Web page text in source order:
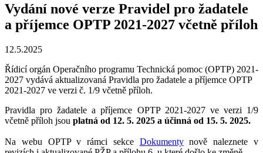
Vydání nové verze Pravidel pro žadatele
a příjemce OPTP 2021-2027 včetně příloh
12.5.2025
Řídicí orgán Operačního programu Technická pomoc (OPTP) 2021-
2027 vydává aktualizovaná Pravidla pro žadatele a příjemce OPTP
2021-2027 ve verzi č. 1/9 včetně příloh.
Pravidla pro žadatele a příjemce OPTP 2021-2027 ve verzi 1/9
včetně příloh jsou platná od 12. 5. 2025 a účinná od 15. 5. 2025.
Na webu OPTP v rámci sekce Dokumentynově naleznete v